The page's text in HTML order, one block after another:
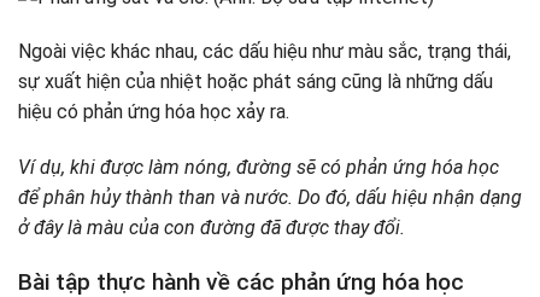
Ngoài việc khác nhau, các dấu hiệu như màu sắc, trạng thái,
sự xuất hiện của nhiệt hoặc phát sáng cũng là những dấu
hiệu có phản ứng hóa học xảy ra.
Ví dụ, khi được làm nóng, đường sẽ có phản ứng hóa học
để phân hủy thành than và nước. Do đó, dấu hiệu nhận dạng
ở đây là màu của con đường đã được thay đổi.
Bài tập thực hành về các phản ứng hóa học